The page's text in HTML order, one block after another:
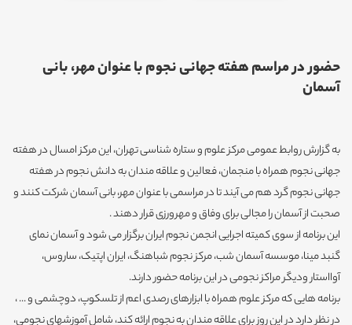
حضور در مراسم هفته جهانی نجوم با عنوان مهر، بانی
آسمان
به گزارش روابط عمومی مرکز علوم و ستاره شناسی تهران، این مرکز امسال در هفته
جهانی نجوم همراه با منجمان، فعالین و علاقه مندان به دانش نجوم در هفته
جهانی نجوم گرد هم می آیند تا در مراسمی با عنوان مهر، بانی آسمان شرکت کنند و
صحبت از آسمان را مجالی برای وفاق و مهرورزی قرار دهند .
این برنامه از سوی کمیته اجرایی انجمن نجوم ایران برگزار می شود و آسمان نمای
گنبد مینا، موسسه آسمان شب، مرکز نجوم شباهنگ، ایران اپتیک، ساروس،
آوااستار ودیگر مراکز نجومی در این برنامه حضور دارند.
برنامه هایی که مرکز علوم همراه با ابزارهای رصدی اعم از تلسکوپ، دوچشمی و ... ،
در نظر دارد در این روز برای علاقه مندان به نجوم ارائه کند، شامل آموزشهای نجومی،